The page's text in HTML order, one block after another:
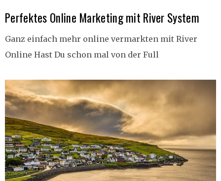
Perfektes Online Marketing mit River System
Ganz einfach mehr online vermarkten mit River
Online Hast Du schon mal von der Full